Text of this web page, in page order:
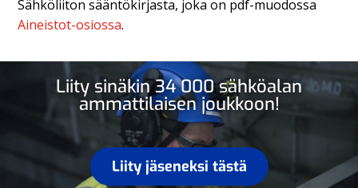
Sähköliiton sääntökirjasta, joka on pdf-muodossa
Aineistot-osiossa.
Liity sinäkin 34 000 sähköalan
ammattilaisen joukkoon!
Liity jäseneksi tästä